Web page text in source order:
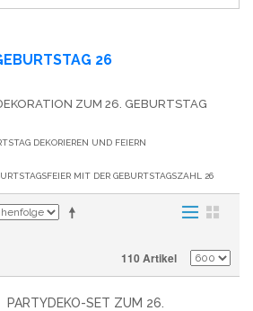
26
ZUM 26. GEBURTSTAG
DEKORIEREN UND FEIERN
MIT DER GEBURTSTAGSZAHL 26
110 Artikel
PARTYDEKO-SET ZUM 26.